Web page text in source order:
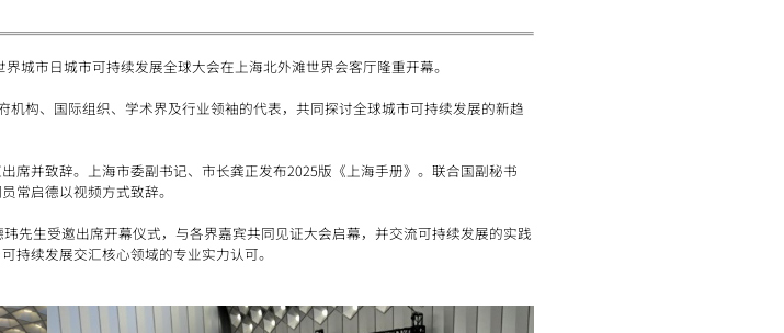
市日城市可持续发展全球大会在上海北外滩世界会客厅隆重开幕。
构、国际组织、学术界及行业领袖的代表，共同探讨全球城市可持续发展的新趋
席并致辞。上海市委副书记、市长龚正发布2025版《上海手册》。联合国副秘书
常启德以视频方式致辞。
先生受邀出席开幕仪式，与各界嘉宾共同见证大会启幕，并交流可持续发展的实践
持续发展交汇核心领域的专业实力认可。